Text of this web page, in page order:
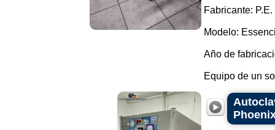
Fabricante:
Modelo:
Año de
Equipo de un